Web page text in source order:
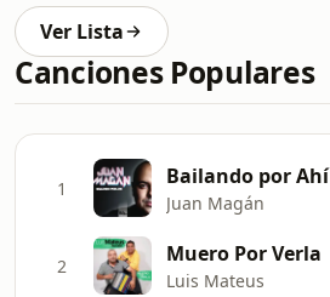
Ver Lista
Canciones Populares
1 Bailando por Ahí
Juan Magán
2 Muero Por Verla
Luis Mateus